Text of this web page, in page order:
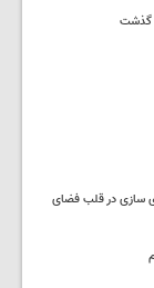
سازی در قلب فضای